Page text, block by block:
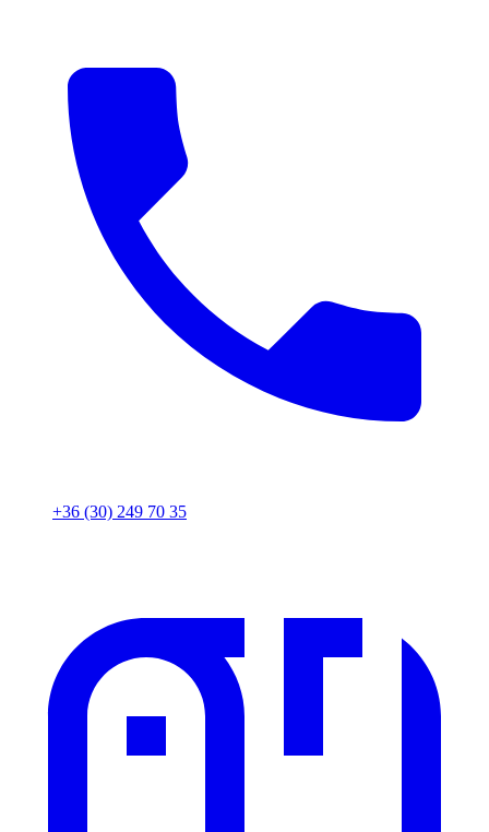
+36 (30) 249 70 35